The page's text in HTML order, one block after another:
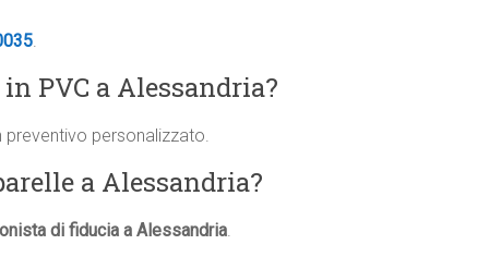
.
PVC a Alessandria?
preventivo personalizzato.
a Alessandria?
di fiducia a Alessandria.